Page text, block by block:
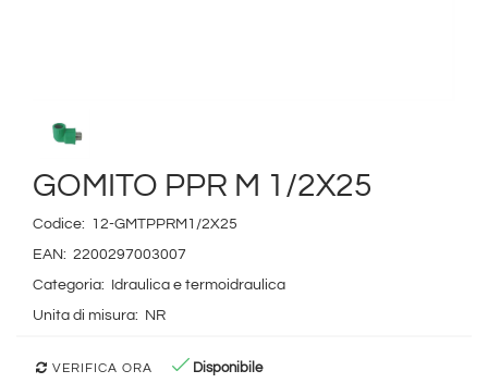
GOMITO PPR M 1/2X25
Codice:
12-GMTPPRM1/2X25
EAN: 2200297003007
Categoria:
Idraulica e termoidraulica
Unita di misura:
NR
VERIFICA ORA Disponibile